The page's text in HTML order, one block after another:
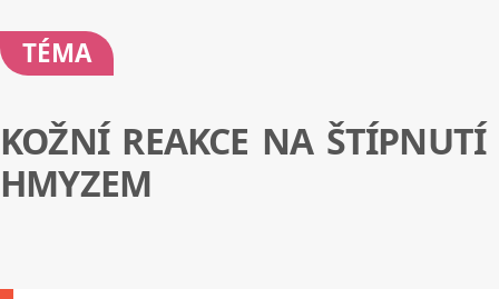
TÉMA
KOŽNÍ REAKCE NA ŠTÍPNUTÍ
HMYZEM